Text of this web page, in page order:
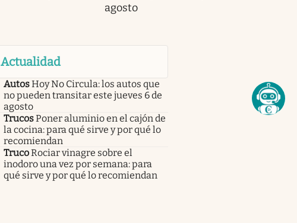
agosto
Actualidad
AutosHoy No Circula: los autos que
no pueden transitar este jueves 6 de
agosto
TrucosPoner aluminio en el cajón de
la cocina: para qué sirve y por qué lo
recomiendan
TrucoRociar vinagre sobre el
inodoro una vez por semana: para
qué sirve y por qué lo recomiendan